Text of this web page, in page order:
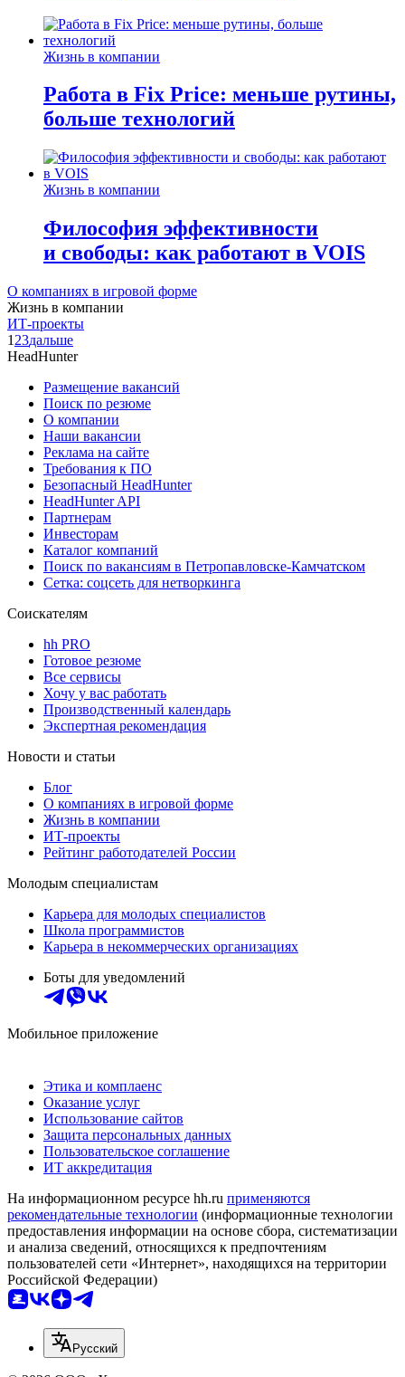
Жизнь в компании
Работа в Fix Price: меньше рутины,
больше технологий
Жизнь в компании
Философия эффективности
и свободы: как работают в VOIS
О компаниях в игровой форме
Жизнь в компании
ИТ-проекты
1 23дальше
HeadHunter
Размещение вакансий
Поиск по резюме
О компании
Наши вакансии
Реклама на сайте
Требования к ПО
Безопасный HeadHunter
HeadHunter API
Партнерам
Инвесторам
Каталог компаний
Поиск по вакансиям в Петропавловске-Камчатском
Сетка: соцсеть для нетворкинга
Соискателям
hh PRO
Готовое резюме
Все сервисы
Хочу у вас работать
Производственный календарь
Экспертная рекомендация
Новости и статьи
Блог
О компаниях в игровой форме
Жизнь в компании
ИТ-проекты
Рейтинг работодателей России
Молодым специалистам
Карьера для молодых специалистов
Школа программистов
Карьера в некоммерческих организациях
Боты для уведомлений
Мобильное приложение
Этика и комплаенс
Оказание услуг
Использование сайтов
Защита персональных данных
Пользовательское соглашение
ИТ аккредитация
На информационном ресурсе hh.ru применяются
рекомендательные технологии (информационные технологии
предоставления информации на основе сбора, систематизации
и анализа сведений, относящихся к предпочтениям
пользователей сети «Интернет», находящихся на территории
Российской Федерации)
Русский